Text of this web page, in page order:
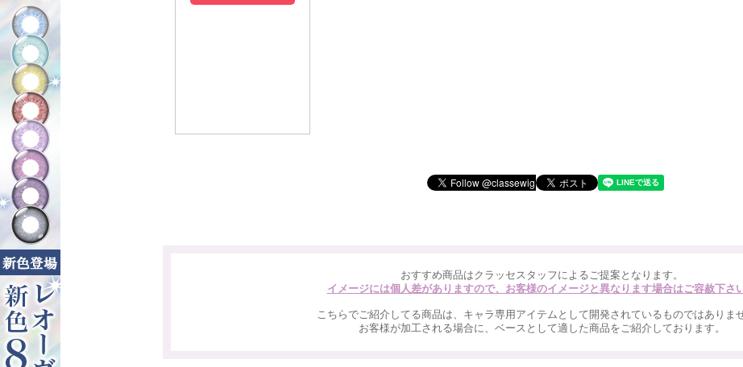
おすすめ商品はクラッセスタッフによるご提案となります。
イメージには個人差がありますので、お客様のイメージと異なります場合はご容赦下さい
こちらでご紹介してる商品は、キャラ専用アイテムとして開発されているものではありませ
お客様が加工される場合に、ベースとして適した商品をご紹介しております。